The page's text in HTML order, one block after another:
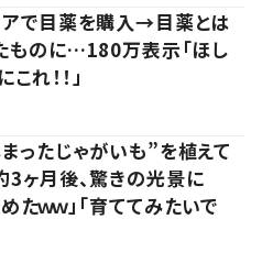
アで目薬を購入→目薬とは
ものに…180万表示「ほし
これ！！」
ったじゃがいも”を植えて
ヶ月後、驚きの光景に
たｗｗ」「育ててみたいで